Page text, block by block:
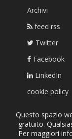
Archivi
feed rss
Twitter
Facebook
LinkedIn
cookie policy
Questo spazio
gratuito.
Per maggiori